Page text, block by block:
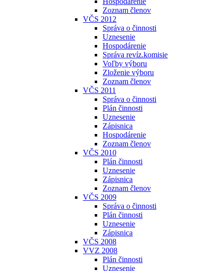
Zoznam členov
VČS 2012
Správa o činnosti
Uznesenie
Hospodárenie
Správa revíz.komisie
Voľby výboru
Zloženie výboru
Zoznam členov
VČS 2011
Správa o činnosti
Plán činnosti
Uznesenie
Zápisnica
Hospodárenie
Zoznam členov
VČS 2010
Plán činnosti
Uznesenie
Zápisnica
Zoznam členov
VČS 2009
Správa o činnosti
Plán činnosti
Uznesenie
Zápisnica
VČS 2008
VVZ 2008
Plán činnosti
Uznesenie